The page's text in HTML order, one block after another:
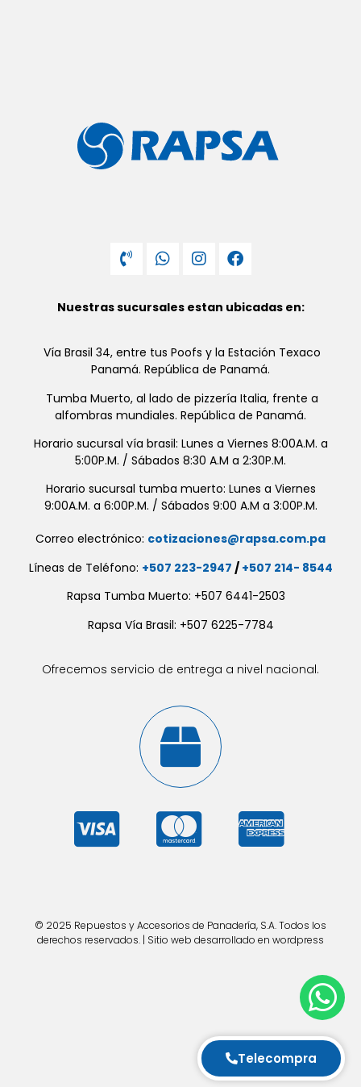
Nuestras sucursales estan ubicadas en:
Vía Brasil 34, entre tus Poofs y la Estación Texaco
Panamá. República de Panamá.
Tumba Muerto, al lado de pizzería Italia, frente a
alfombras mundiales. República de Panamá.
Horario sucursal vía brasil: Lunes a Viernes 8:00A.M. a
5:00P.M. / Sábados 8:30 A.M a 2:30P.M.
Horario sucursal tumba muerto: Lunes a Viernes
9:00A.M. a 6:00P.M. / Sábados 9:00 A.M a 3:00P.M.
Correo electrónico: cotizaciones@rapsa.com.pa
Líneas de Teléfono: +507 223-2947 / +507 214- 8544
Rapsa Tumba Muerto: +507 6441-2503
Rapsa Vía Brasil: +507 6225-7784
Ofrecemos servicio de entrega a nivel nacional.
© 2025 Repuestos y Accesorios de Panadería, S.A. Todos los
derechos reservados. | Sitio web desarrollado en wordpress
Telecompra